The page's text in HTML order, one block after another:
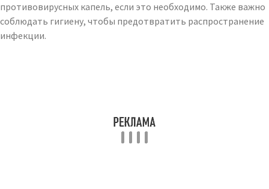
противовирусных капель, если это необходимо. Также важно
соблюдать гигиену, чтобы предотвратить распространение
инфекции.